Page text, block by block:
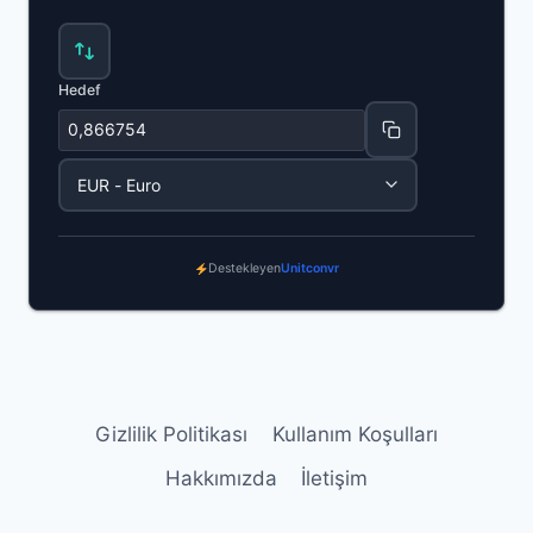
Hedef
DestekleyenUnitconvr
Gizlilik Politikası
Kullanım Koşulları
Hakkımızda
İletişim